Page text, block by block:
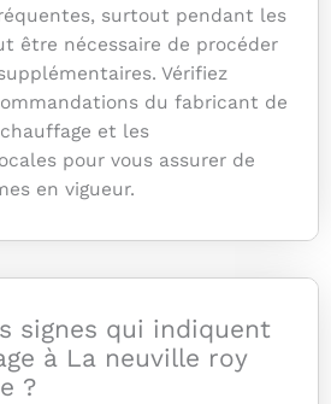
surtout pendant les
être nécessaire de procéder
Vérifiez
du fabricant de
et les
pour vous assurer de
en vigueur.
signes qui indiquent
à La neuville roy
?